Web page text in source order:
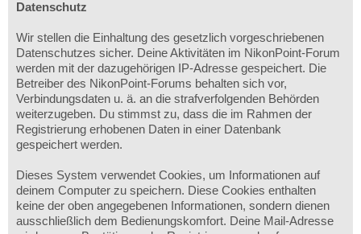
Datenschutz
Wir stellen die Einhaltung des gesetzlich vorgeschriebenen
Datenschutzes sicher. Deine Aktivitäten im NikonPoint-Forum
werden mit der dazugehörigen IP-Adresse gespeichert. Die
Betreiber des NikonPoint-Forums behalten sich vor,
Verbindungsdaten u. ä. an die strafverfolgenden Behörden
weiterzugeben. Du stimmst zu, dass die im Rahmen der
Registrierung erhobenen Daten in einer Datenbank
gespeichert werden.
Dieses System verwendet Cookies, um Informationen auf
deinem Computer zu speichern. Diese Cookies enthalten
keine der oben angegebenen Informationen, sondern dienen
ausschließlich dem Bedienungskomfort. Deine Mail-Adresse